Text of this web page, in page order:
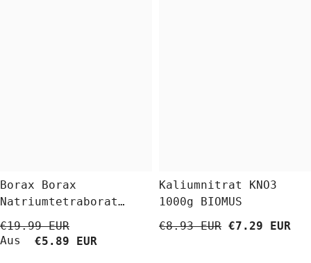
Borax Borax
Natriumtetraborat
BioLaboratorium
€19.99 EUR
Aus
€5.89 EUR
Kaliumnitrat KNO3
1000g BIOMUS
€8.93 EUR €7.29 EUR